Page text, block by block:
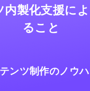
製化支援に
ること
ンツ制作のノウ